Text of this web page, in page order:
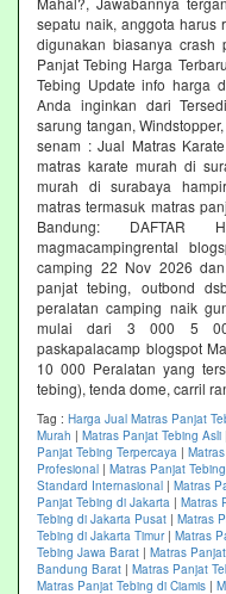
sepatu naik, anggota harus
digunakan biasanya crash
Panjat Tebing Harga
Tebing Update info harga
Anda inginkan dari
sarung tangan,
senam : Jual Matras
matras karate murah di
murah di surabaya
matras termasuk matras
Bandung: DAFTAR
magmacampingrental
camping 22 Nov 2026
panjat tebing, outbond
peralatan camping naik
mulai dari 3 000 5
paskapalacamp blogspot
10 000 Peralatan yang
tebing), tenda dome, carril
Tag : Harga Jual Matras Panjat
Murah | Matras Panjat Tebing Asli
Panjat Tebing Terpercaya |
Profesional | Matras Panjat
Standard Internasional | Matras
Panjat Tebing di Jakarta | Matras
Tebing di Jakarta Pusat | Matras
Tebing di Jakarta Timur| Matras
Tebing Jawa Barat | Matras
Bandung Barat | Matras Panjat
Matras Panjat Tebing di Ciamis |